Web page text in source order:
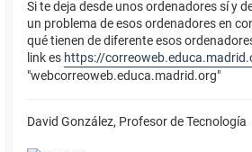
Si te deja desde unos ordenadores sí y
un problema de esos ordenadores en
qué tienen de diferente esos
link es https://
"webcorreoweb.educa.madrid.org"
David González, Profesor de Tecnología